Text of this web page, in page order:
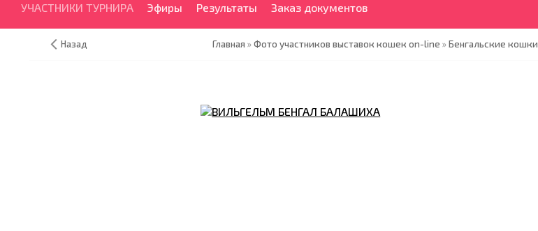
УЧАСТНИКИ ТУРНИРА Эфиры Результаты Заказ документов
Назад Главная »Фото участников выставок кошек on-line »Бенгальские кошки